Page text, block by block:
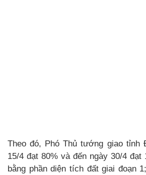
Theo đó, Phó Thủ tướng giao tỉnh
15/4 đạt 80% và đến ngày 30/4 đạt
bằng phần diện tích đất giai đoạn